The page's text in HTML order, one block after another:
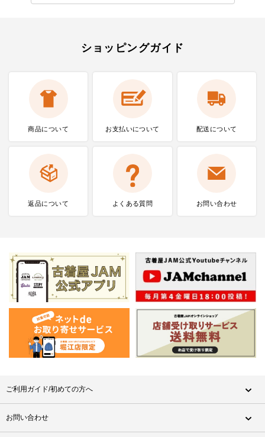
ショッピングガイド
商品について お支払いについて 配送について
返品について よくある質問 お問い合わせ
ご利用ガイド/初めての方へ
お問い合わせ